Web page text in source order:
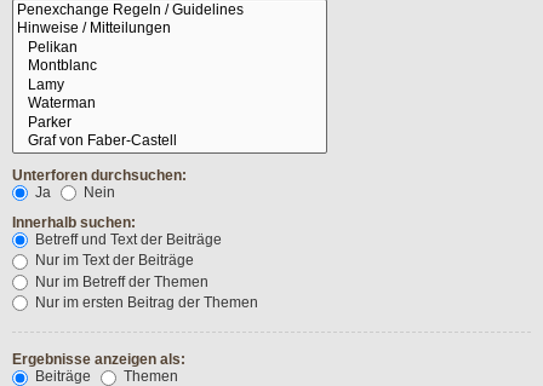
Unterforen durchsuchen:
Ja
Nein
Innerhalb suchen:
Betreff und Text der Beiträge
Nur im Text der Beiträge
Nur im Betreff der Themen
Nur im ersten Beitrag der Themen
Ergebnisse anzeigen als:
Beiträge
Themen